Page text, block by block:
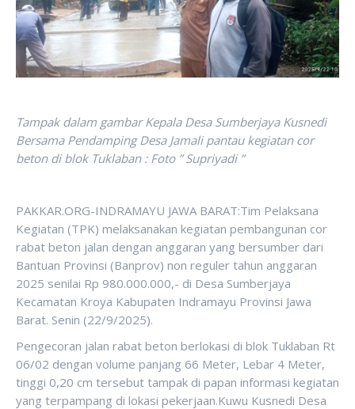
Tampak dalam gambar Kepala Desa Sumberjaya Kusnedi
Bersama Pendamping Desa Jamali pantau kegiatan cor
beton di blok Tuklaban : Foto ” Supriyadi ”
PAKKAR.ORG-INDRAMAYU JAWA BARAT:Tim Pelaksana
Kegiatan (TPK) melaksanakan kegiatan pembangunan cor
rabat beton jalan dengan anggaran yang bersumber dari
Bantuan Provinsi (Banprov) non reguler tahun anggaran
2025 senilai Rp 980.000.000,- di Desa Sumberjaya
Kecamatan Kroya Kabupaten Indramayu Provinsi Jawa
Barat. Senin (22/9/2025).
Pengecoran jalan rabat beton berlokasi di blok Tuklaban Rt
06/02 dengan volume panjang 66 Meter, Lebar 4 Meter,
tinggi 0,20 cm tersebut tampak di papan informasi kegiatan
yang terpampang di lokasi pekerjaan.Kuwu Kusnedi Desa